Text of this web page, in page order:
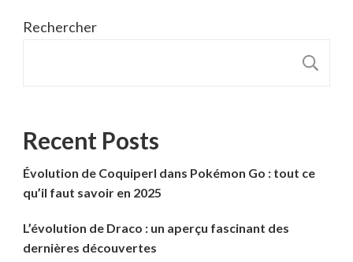
Rechercher
Recent Posts
Évolution de Coquiperl dans Pokémon Go : tout ce
qu’il faut savoir en 2025
L’évolution de Draco : un aperçu fascinant des
dernières découvertes